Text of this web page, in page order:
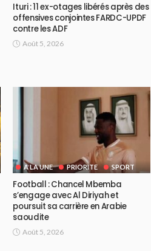
Ituri : 11 ex-otages libérés après des
offensives conjointes FARDC-UPDF
contre les ADF
Août 5, 2026
A LA UNE PRIORITE SPORT
Football : Chancel Mbemba
s’engage avec Al Diriyah et
poursuit sa carrière en Arabie
saoudite
Août 5, 2026